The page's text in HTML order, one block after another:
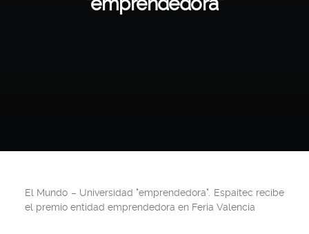
El Mundo – Universidad "emprendedora". Espaitec recibe
el premio entidad emprendedora en Feria Valencia